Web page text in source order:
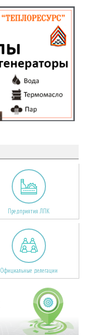
Предприятия ЛПК
Официальные делегации